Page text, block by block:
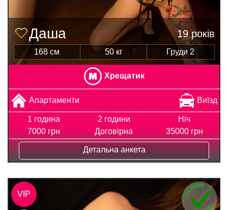
Даша 19 років
168 см 50 кг Груди 2
Хрещатик
Апартаменти Виїзд
1 година
7000 грн
2 години
Договірна
Ніч
35000 грн
Детальна анкета
VIP